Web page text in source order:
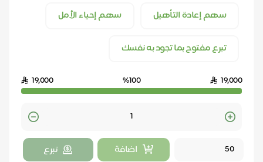
سهم إعادة التأهيل سهم إحياء الأمل
تبرع مفتوح بما تجود به نفسك
19,000
%100
19,000
Quantity
اضافة
تبرع